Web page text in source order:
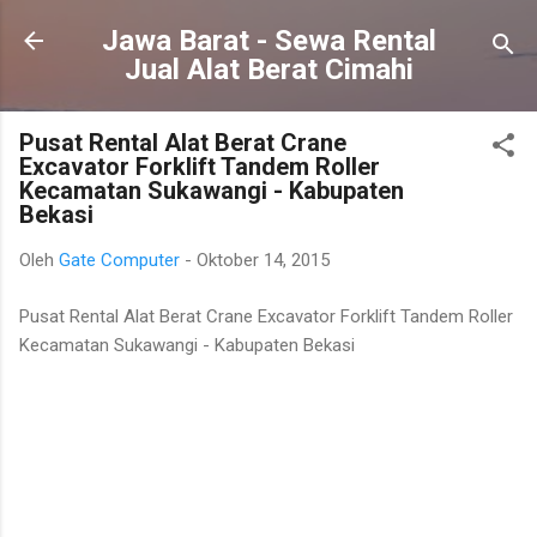
Langsung ke konten utama
Jawa Barat - Sewa Rental
Jual Alat Berat Cimahi
Pusat Rental Alat Berat Crane
Excavator Forklift Tandem Roller
Kecamatan Sukawangi - Kabupaten
Bekasi
Oleh Gate Computer - Oktober 14, 2015
Pusat Rental Alat Berat Crane Excavator Forklift Tandem Roller
Kecamatan Sukawangi - Kabupaten Bekasi